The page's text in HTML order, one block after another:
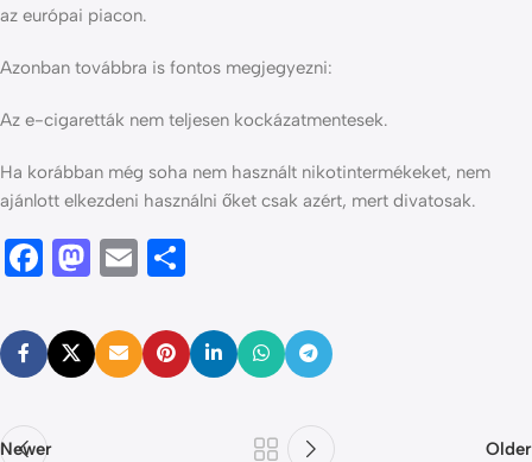
az európai piacon.
Azonban továbbra is fontos megjegyezni:
Az e-cigaretták nem teljesen kockázatmentesek.
Ha korábban még soha nem használt nikotintermékeket, nem
ajánlott elkezdeni használni őket csak azért, mert divatosak.
Facebook
Mastodon
Email
Newer Older